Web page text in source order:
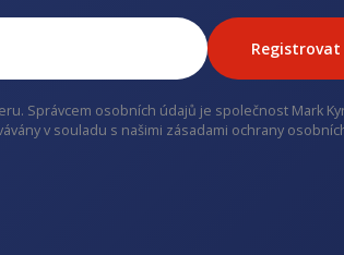
Registrovat
Správcem osobních údajů je společnost Mark
v souladu s našimi zásadami ochrany